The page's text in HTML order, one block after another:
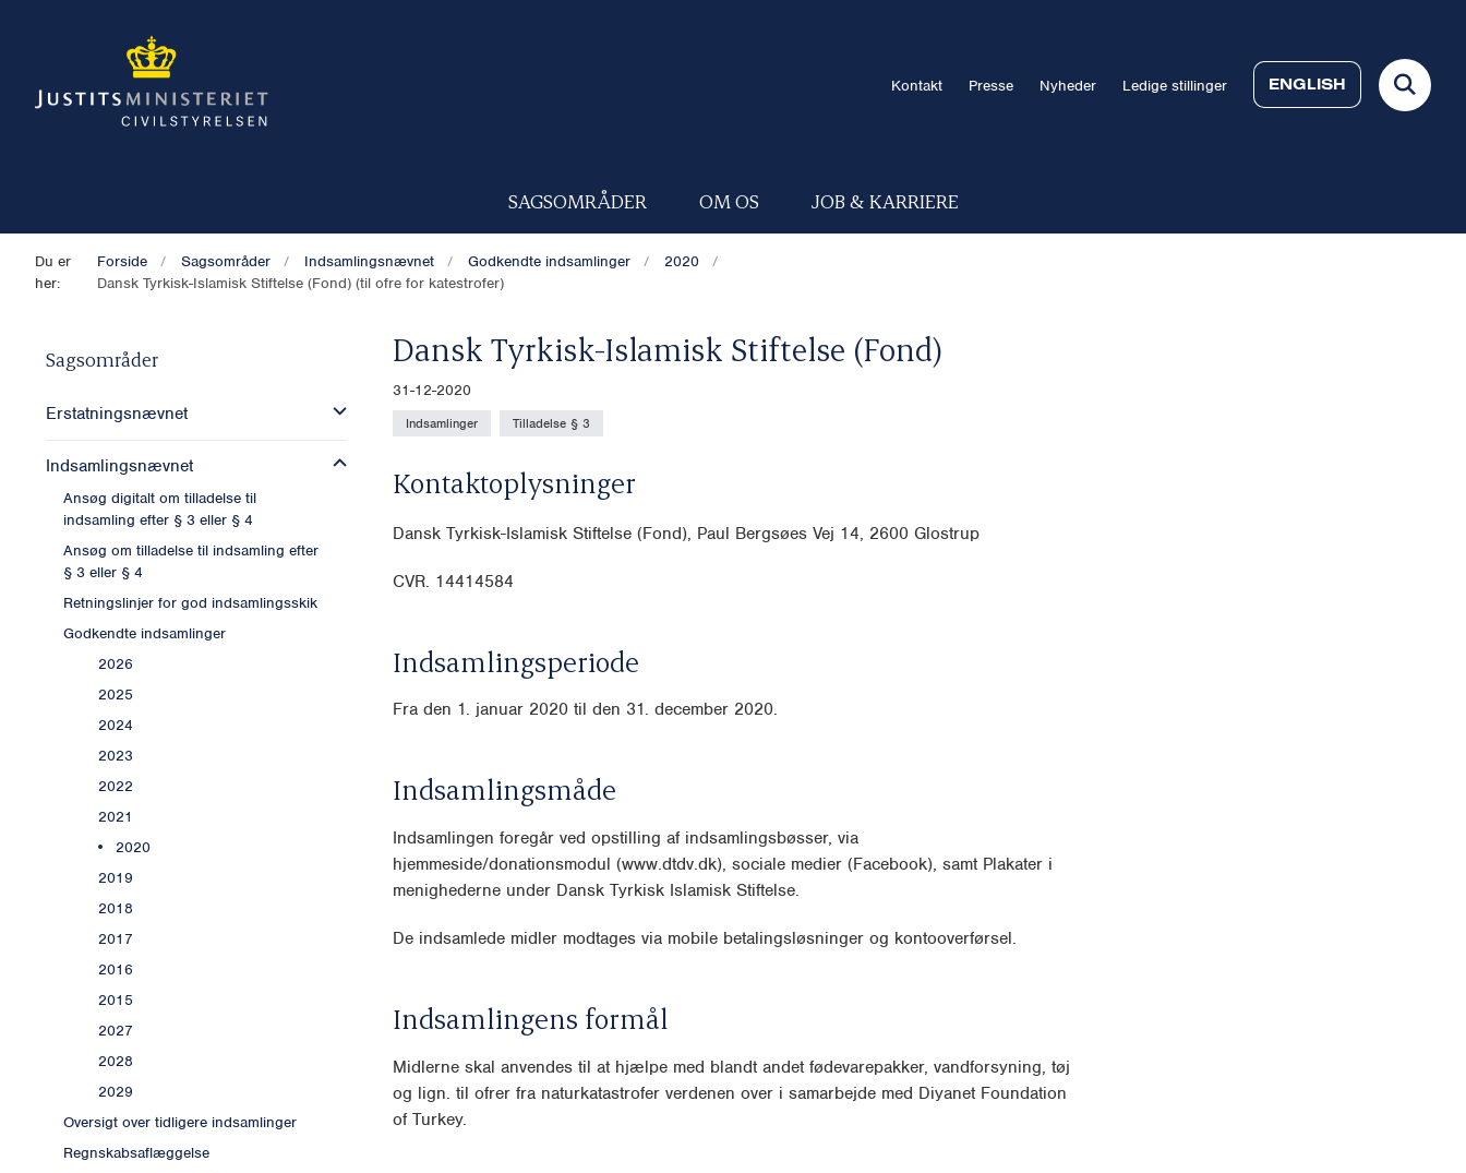
Kontakt Presse Nyheder Ledige stillinger ENGLISH
SAGSOMRÅDER OM OS JOB & KARRIERE
Du er
her:
Forside Sagsområder Indsamlingsnævnet Godkendte indsamlinger
2020
Dansk Tyrkisk-Islamisk Stiftelse (Fond) (til ofre for katestrofer)
Sagsområder
Erstatningsnævnet
Indsamlingsnævnet
Ansøg digitalt om tilladelse til
indsamling efter § 3 eller § 4
Ansøg om tilladelse til indsamling efter
§ 3 eller § 4
Retningslinjer for god indsamlingsskik
Godkendte indsamlinger
2026
2025
2024
2023
2022
2021
2020
2019
2018
2017
2016
2015
2027
2028
2029
Oversigt over tidligere indsamlinger
Regnskabsaflæggelse
Dansk Tyrkisk-Islamisk Stiftelse (Fond)
31-12-2020
Indsamlinger Tilladelse § 3
Kontaktoplysninger
Dansk Tyrkisk-Islamisk Stiftelse (Fond), Paul Bergsøes Vej 14, 2600 Glostrup
CVR. 14414584
Indsamlingsperiode
Fra den 1. januar 2020 til den 31. december 2020.
Indsamlingsmåde
Indsamlingen foregår ved opstilling af indsamlingsbøsser, via
hjemmeside/donationsmodul (www.dtdv.dk), sociale medier (Facebook), samt Plakater i
menighederne under Dansk Tyrkisk Islamisk Stiftelse.
De indsamlede midler modtages via mobile betalingsløsninger og kontooverførsel.
Indsamlingens formål
Midlerne skal anvendes til at hjælpe med blandt andet fødevarepakker, vandforsyning, tøj
og lign. til ofrer fra naturkatastrofer verdenen over i samarbejde med Diyanet Foundation
of Turkey.